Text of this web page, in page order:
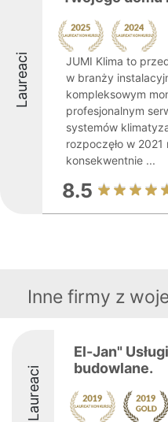
Laureaci
JUMI Klima to
w branży
kompleksowym
profesjonalnym
systemów
rozpoczęło w
konsekwentnie ...
8.5
Inne firmy z
Laureaci
El-Jan"
budowlane.